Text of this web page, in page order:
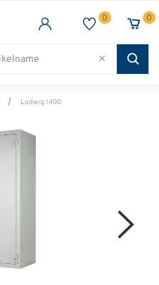
0 0
Ludwig 1400